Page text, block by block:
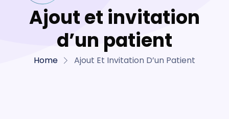
Ajout et invitation
d’un patient
Home Ajout Et Invitation D’un Patient